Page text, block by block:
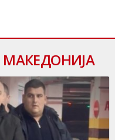
МАКЕДОНИЈА